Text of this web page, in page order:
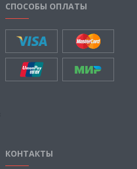
СПОСОБЫ ОПЛАТЫ
КОНТАКТЫ